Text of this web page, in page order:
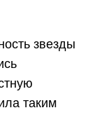
звезды
таким